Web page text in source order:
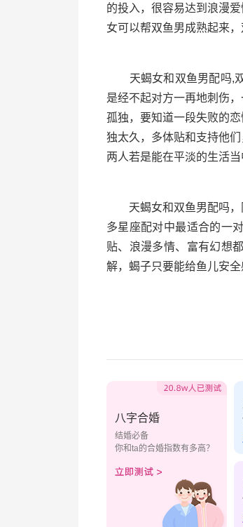
的投入，很容易达到浪漫
女可以帮双鱼男成熟起来
天蝎女和双鱼男配吗,双
是经不起对方一再地刺伤
孤独，要知道一段失败的
独太久，多体贴和支持他
两人若是能在平淡的生活
天蝎女和双鱼男配吗，
多星座配对中最适合的一
贴、浪漫多情、富有幻想
解，蝎子只要能给鱼儿安
八字合婚
结婚必备
你和ta的合婚指数有多高？